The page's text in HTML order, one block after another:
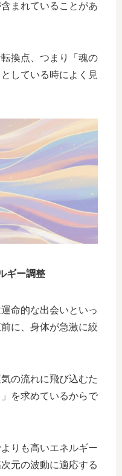
まれていることがあ
換点、つまり「魂の
している時によく見
ギー調整
命的な出会いといっ
に、身体が急激に絞
の流れに飛び込むた
を求めているからで
りも高いエネルギー
元の波動に適応する